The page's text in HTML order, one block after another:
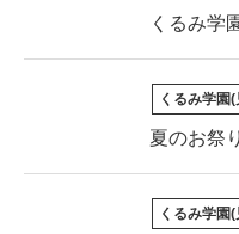
くるみ学
くるみ学園
夏のお祭
くるみ学園